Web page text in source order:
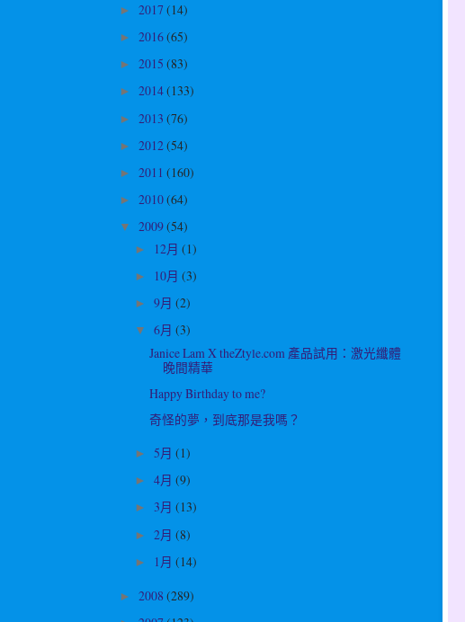
► 2017 (14)
► 2016(65)
► 2015 (83)
► 2014(133)
► 2013 (76)
► 2012(54)
► 2011 (160)
► 2010(64)
▼ 2009(54)
► 12月 (1)
► 10月 (3)
► 9月 (2)
▼ 6月 (3)
Janice Lam X theZtyle.com 產品試用：激光纖體
晚間精華
Happy Birthday to me?
奇怪的夢，到底那是我嗎？
► 5月 (1)
► 4月 (9)
► 3月 (13)
► 2月 (8)
► 1月 (14)
► 2008 (289)